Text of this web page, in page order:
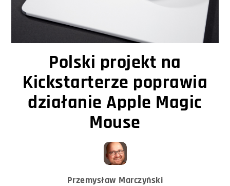
Polski projekt na
Kickstarterze poprawia
działanie Apple Magic
Mouse
Przemysław Marczyński